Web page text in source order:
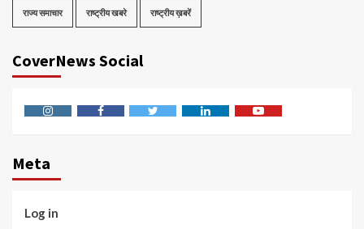
राज्य समाचार राष्ट्रीय खबरे राष्ट्रीय ख़बरें
CoverNews Social
Meta
Log in